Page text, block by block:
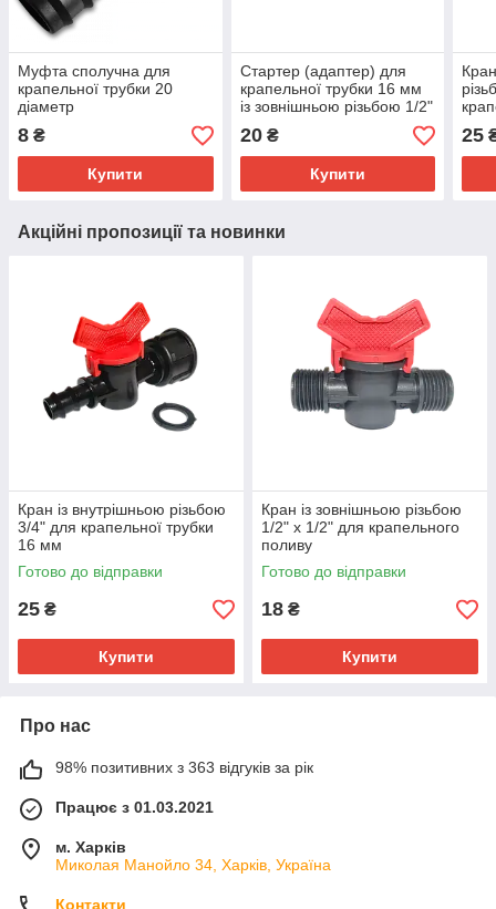
Муфта сполучна для
крапельної трубки 20
діаметр
8 ₴
Купити
Стартер (адаптер) для
крапельної трубки 16 мм
із зовнішньою різьбою 1/2"
20₴
Купити
25
Акційні пропозиції та новинки
Кран із внутрішньою різьбою
3/4" для крапельної трубки
16 мм
Готово до відправки
25 ₴
Купити
Кран із зовнішньою різьбою
1/2" х 1/2" для крапельного
поливу
Готово до відправки
18 ₴
Купити
Про нас
98% позитивних з 363 відгуків за рік
Працює з 01.03.2021
м. Харків
Миколая Манойло 34, Харків, Україна
Контакти